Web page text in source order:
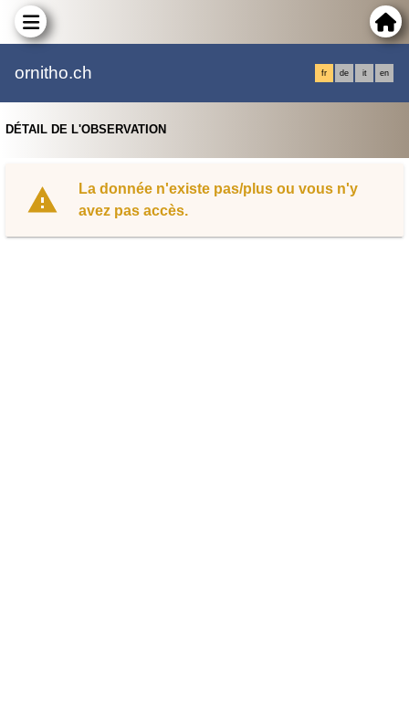
ornitho.ch fr de it en
DÉTAIL DE L'OBSERVATION
La donnée n'existe pas/plus ou vous n'y
avez pas accès.